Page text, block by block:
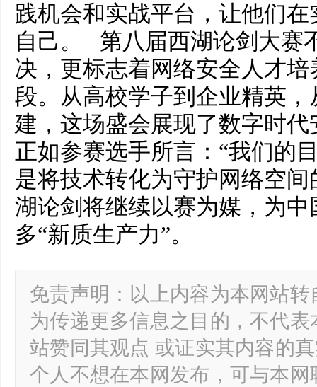
践机会和实战平台，让他们
自己。 第八届西湖论剑大赛
决，更标志着网络安全人才
段。从高校学子到企业精英
建，这场盛会展现了数字时
正如参赛选手所言：“我们的
是将技术转化为守护网络空
湖论剑将继续以赛为媒，为
多“新质生产力”。
免责声明：以上内容为本网站
为传递更多信息之目的，不代
站赞同其观点 或证实其内容的
个人不想在本网发布，可与本